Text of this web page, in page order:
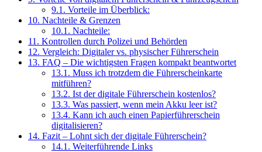
9.1. Vorteile im Überblick:
10. Nachteile & Grenzen
10.1. Nachteile:
11. Kontrollen durch Polizei und Behörden
12. Vergleich: Digitaler vs. physischer Führerschein
13. FAQ – Die wichtigsten Fragen kompakt beantwortet
13.1. Muss ich trotzdem die Führerscheinkarte
mitführen?
13.2. Ist der digitale Führerschein kostenlos?
13.3. Was passiert, wenn mein Akku leer ist?
13.4. Kann ich auch einen Papierführerschein
digitalisieren?
14. Fazit – Lohnt sich der digitale Führerschein?
14.1. Weiterführende Links